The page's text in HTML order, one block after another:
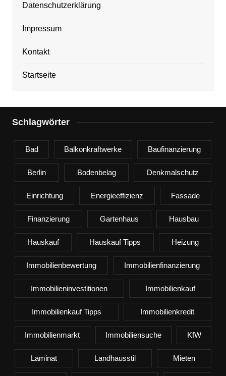
Datenschutzerklärung
Impressum
Kontakt
Startseite
Schlagwörter
Bad Balkonkraftwerke Baufinanzierung
Berlin Bodenbelag Denkmalschutz
Einrichtung Energieeffizienz Fassade
Finanzierung Gartenhaus Hausbau
Hauskauf Hauskauf Tipps Heizung
Immobilienbewertung Immobilienfinanzierung
Immobilieninvestitionen Immobilienkauf
Immobilienkauf Tipps Immobilienkredit
Immobilienmarkt Immobiliensuche KfW
Laminat Landhausstil Mieten